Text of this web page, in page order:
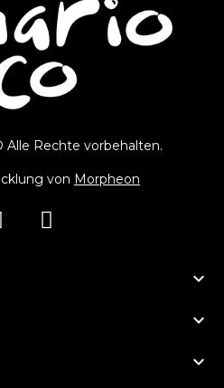
Alle Rechte vorbehalten.
von Morpheon


